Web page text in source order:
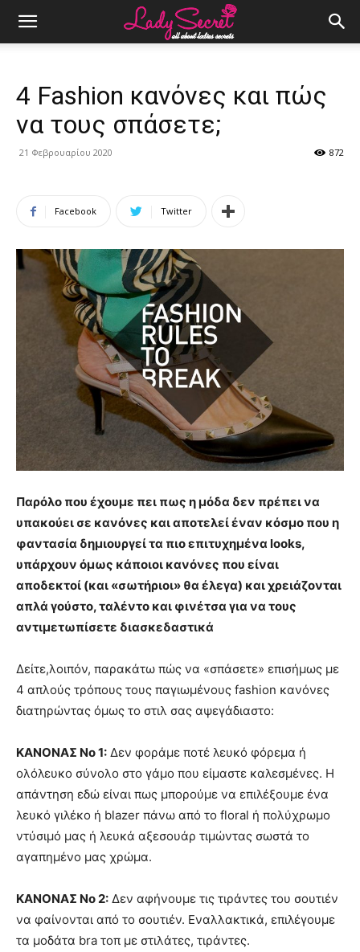
4 Fashion κανόνες και πώς
να τους σπάσετε;
21 Φεβρουαρίου 2020 872
Facebook Twitter
Παρόλο που έχουμε πει πως η μόδα δεν πρέπει να
υπακούει σε κανόνες και αποτελεί έναν κόσμο που η
φαντασία δημιουργεί τα πιο επιτυχημένα looks,
υπάρχουν όμως κάποιοι κανόνες που είναι
αποδεκτοί (και «σωτήριοι» θα έλεγα) και χρειάζονται
απλά γούστο, ταλέντο και φινέτσα για να τους
αντιμετωπίσετε διασκεδαστικά
Δείτε,λοιπόν, παρακάτω πώς να «σπάσετε» επισήμως με
4 απλούς τρόπους τους παγιωμένους fashion κανόνες
διατηρώντας όμως το στιλ σας αψεγάδιαστο:
ΚΑΝΟΝΑΣ Νο 1: Δεν φοράμε ποτέ λευκό φόρεμα ή
ολόλευκο σύνολο στο γάμο που είμαστε καλεσμένες. Η
απάντηση εδώ είναι πως μπορούμε να επιλέξουμε ένα
λευκό γιλέκο ή blazer πάνω από το floral ή πολύχρωμο
ντύσιμό μας ή λευκά αξεσουάρ τιμώντας σωστά το
αγαπημένο μας χρώμα.
ΚΑΝΟΝΑΣ Νο 2: Δεν αφήνουμε τις τιράντες του σουτιέν
να φαίνονται από το σουτιέν. Εναλλακτικά, επιλέγουμε
τα μοδάτα bra τοπ με στιλάτες, τιράντες.